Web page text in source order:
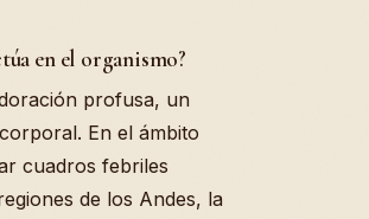
en el organismo?
profusa, un
En el ámbito
cuadros febriles
de los Andes, la